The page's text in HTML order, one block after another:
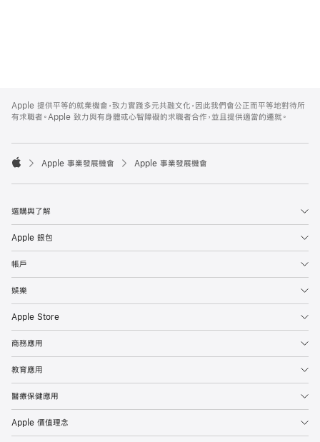
Footer
Apple 提供平等的就業機會，致力實踐多元共融文化，因此我們會公正而平等地對待所
有求職者。Apple 致力與有身體或心智障礙的求職者合作，並且提供適當的遷就。

Apple 事業發展機會 Apple 事業發展機會
選購與了解
Apple 銀包
帳戶
娛樂
Apple Store
商務應用
教育應用
醫療保健應用
Apple 價值理念